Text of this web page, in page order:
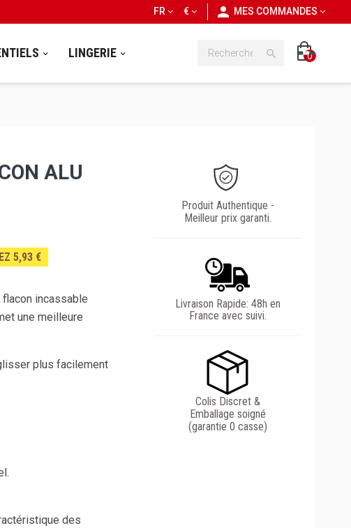
personnMES COMMANDES
€
FR
LINGERIE  0
ALU
5,93 €
incassable
une meilleure
plus facilement
des
Produit Authentique -
Meilleur prix garanti.
Livraison Rapide: 48h en
France avec suivi.
Colis Discret &
Emballage soigné
(garantie 0 casse)